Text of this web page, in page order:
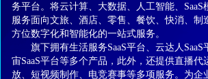
务平台。将云计算、大数据、人工智能、
服务面向文旅、酒店、零售、餐饮、快消、
方位数字化和智能化的一站式服务。
旗下拥有生活服务SaaS平台、云达人
宙SaaS平台等多个产品，此外，还提供直播
放、短视频制作、电竞赛事等多项服务。为